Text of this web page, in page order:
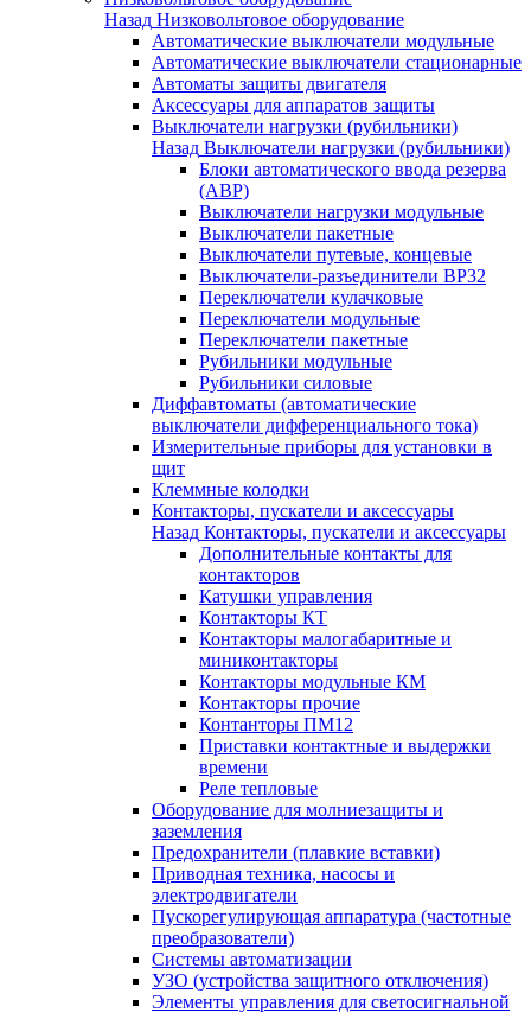
Назад Низковольтовое оборудование
Автоматические выключатели модульные
Автоматические выключатели стационарные
Автоматы защиты двигателя
Аксессуары для аппаратов защиты
Выключатели нагрузки (рубильники)
Назад Выключатели нагрузки (рубильники)
Блоки автоматического ввода резерва
(АВР)
Выключатели нагрузки модульные
Выключатели пакетные
Выключатели путевые, концевые
Выключатели-разъединители ВР32
Переключатели кулачковые
Переключатели модульные
Переключатели пакетные
Рубильники модульные
Рубильники силовые
Диффавтоматы (автоматические
выключатели дифференциального тока)
Измерительные приборы для установки в
щит
Клеммные колодки
Контакторы, пускатели и аксессуары
Назад Контакторы, пускатели и аксессуары
Дополнительные контакты для
контакторов
Катушки управления
Контакторы КТ
Контакторы малогабаритные и
миниконтакторы
Контакторы модульные КМ
Контакторы прочие
Контанторы ПМ12
Приставки контактные и выдержки
времени
Реле тепловые
Оборудование для молниезащиты и
заземления
Предохранители (плавкие вставки)
Приводная техника, насосы и
электродвигатели
Пускорегулирующая аппаратура (частотные
преобразователи)
Системы автоматизации
УЗО (устройства защитного отключения)
Элементы управления для светосигнальной